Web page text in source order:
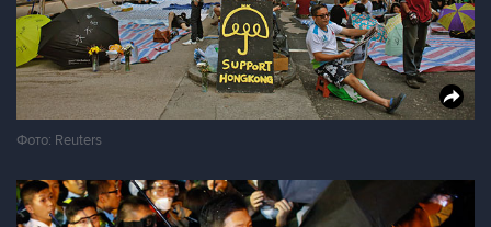
Фото: Reuters